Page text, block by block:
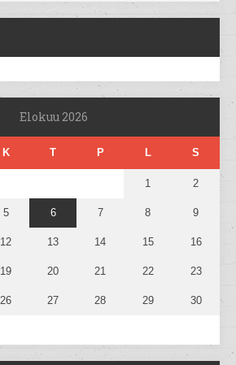
Elokuu 2026
K T P L S
1 2
5 6 7 8 9
12 13 14 15 16
19 20 21 22 23
26 27 28 29 30